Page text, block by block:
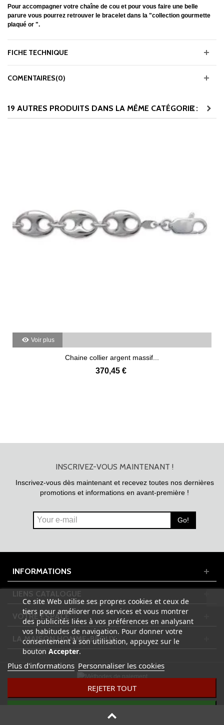
Pour accompagner votre chaîne de cou et pour vous faire une belle
parure vous pourrez retrouver le bracelet dans la "collection gourmette
plaqué or ".
FICHE TECHNIQUE
COMENTAIRES(0)
19 AUTRES PRODUITS DANS LA MÊME CATÉGORIE :
Voir plus
Chaine collier argent massif...
370,45 €
INSCRIVEZ-VOUS MAINTENANT !
Inscrivez-vous dès maintenant et recevez toutes nos dernières
promotions et informations en avant-première !
Go!
INFORMATIONS
LIENS CATALOGUE
VOTRE ESPACE
LA MAISON HOMME-BIJOUX
Ce site Web utilise ses propres cookies et ceux de
tiers pour améliorer nos services et vous montrer
des publicités liées à vos préférences en analysant
vos habitudes de navigation. Pour donner votre
consentement à son utilisation, appuyez sur le
bouton Accepter.
Plus d'informations Personnaliser les cookies
REJETER TOUT
J'ACCEPTE
© 2023 HOMME-BIJOUX.FR - Tous droits réservés | Design by